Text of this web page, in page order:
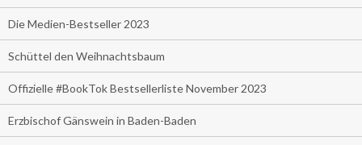
Die Medien-Bestseller 2023
Schüttel den Weihnachtsbaum
Offizielle #BookTok Bestsellerliste November 2023
Erzbischof Gänswein in Baden-Baden